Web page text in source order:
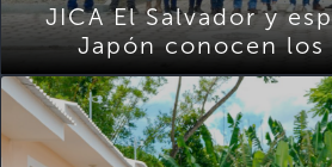
JICA El Salvador y
Japón conocen